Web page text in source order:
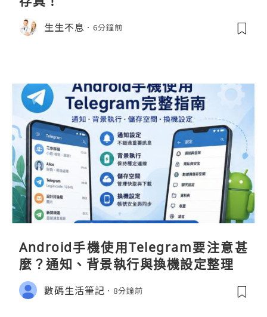
生生不息 6分鐘前
Android手機使用Telegram要注意甚
麼？通知、背景執行與換機設定整理
數碼生活筆記 8分鐘前